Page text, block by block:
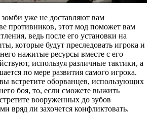
уже не доставляют вам
противников, этот мод поможет вам
ведь после его установки на
которые будут преследовать игрока и
нажитые ресурсы вместе с его
используя различные тактики, а
по мере развития самого игрока.
встретите оборванцев, использующих
боя, то, если сможете выжить
вооруженных до зубов
вряд ли захочется конфликтовать.